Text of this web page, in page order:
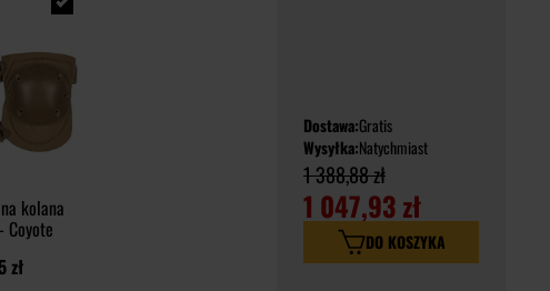
kolana
Coyote
zł
Dostawa:Gratis
Wysyłka:Natychmiast
1 388,88 zł
1 047,93 zł
DO KOSZYKA